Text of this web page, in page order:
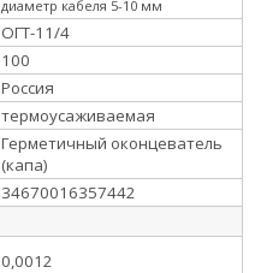
диаметр кабеля 5-10 мм
ОГТ-11/4
100
Россия
термоусаживаемая
Герметичный оконцеватель
(капа)
34670016357442
0,0012